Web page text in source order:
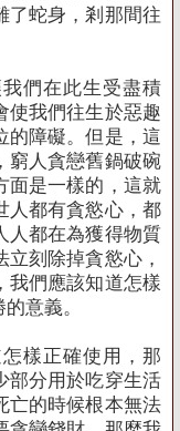
了蛇身，剎那間往
們在此生受盡積
使我們往生於惡趣
的障礙。但是，這
窮人貪戀舊鍋破碗
面是一樣的，這就
人都有貪慾心，都
人都在為獲得物質
刻除掉貪慾心，
我們應該知道怎樣
意義。
樣正確使用，那
部分用於吃穿生活
亡的時候根本無法